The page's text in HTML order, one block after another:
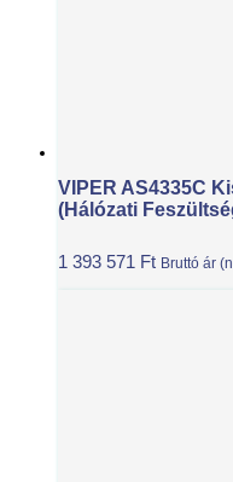
VIPER AS4335C
(Hálózati
1 393 571 Ft Bruttó ár